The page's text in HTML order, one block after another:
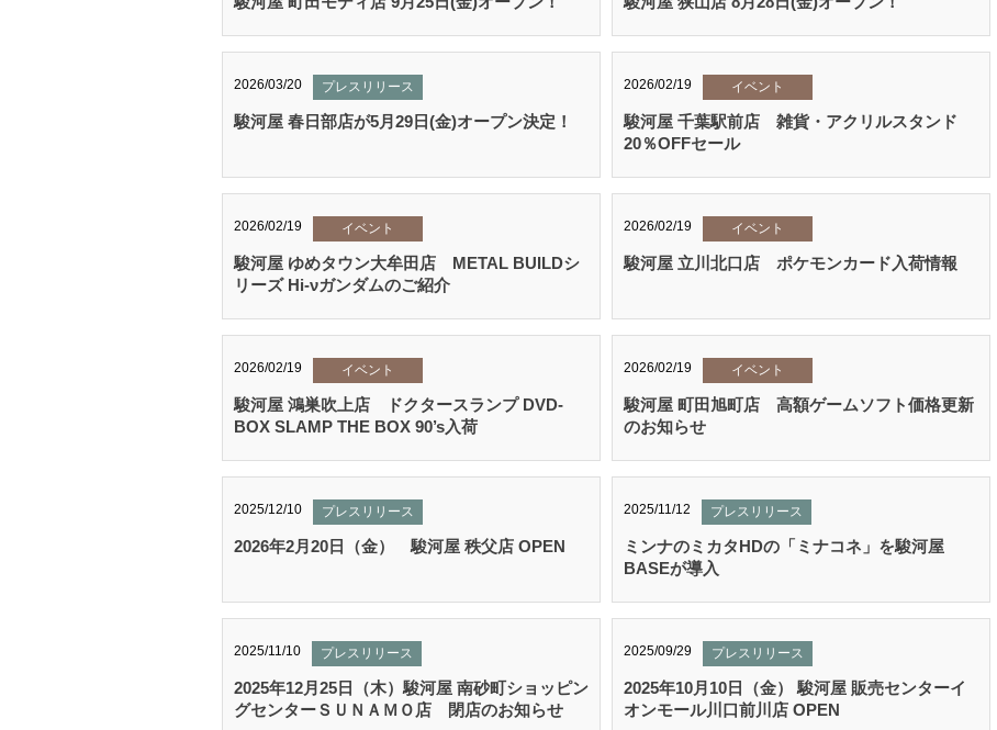
2026/03/20 プレスリリース
駿河屋 春日部店が5月29日(金)オープン決定！
2026/02/19 イベント
駿河屋 千葉駅前店 雑貨・アクリルスタンド
20％OFFセール
2026/02/19 イベント
駿河屋 ゆめタウン大牟田店 METAL BUILDシ
リーズ Hi-νガンダムのご紹介
2026/02/19 イベント
駿河屋 立川北口店 ポケモンカード入荷情報
2026/02/19 イベント
駿河屋 鴻巣吹上店 ドクタースランプ DVD-
BOX SLAMP THE BOX 90’s入荷
2026/02/19 イベント
駿河屋 町田旭町店 高額ゲームソフト価格更新
のお知らせ
2025/12/10 プレスリリース
2026年2月20日（金） 駿河屋 秩父店 OPEN
2025/11/12 プレスリリース
ミンナのミカタHDの「ミナコネ」を駿河屋
BASEが導入
2025/11/10 プレスリリース
2025年12月25日（木）駿河屋 南砂町ショッピン
グセンターＳＵＮＡＭＯ店 閉店のお知らせ
2025/09/29 プレスリリース
2025年10月10日（金） 駿河屋 販売センターイ
オンモール川口前川店 OPEN